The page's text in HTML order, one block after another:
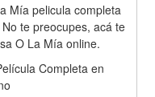
Mía pelicula completa
te preocupes, acá te
O La Mía online.
Completa en